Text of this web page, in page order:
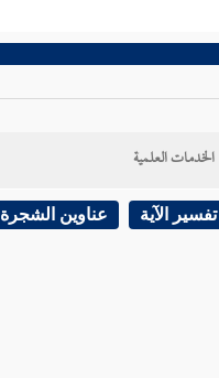
الخدمات العلمية
تفسير الآية عناوين الشجرة